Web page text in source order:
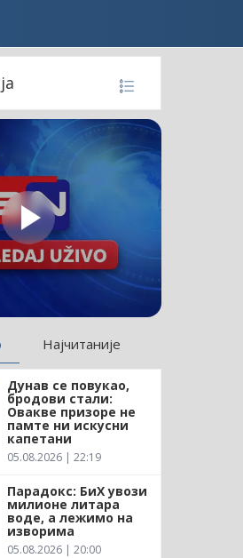
Најчитаније
Дунав се повукао,
бродови стали:
Овакве призоре не
памте ни искусни
капетани
05.08.2026 | 22:19
Парадокс: БиХ увози
милионе литара
воде, а лежимо на
изворима
05.08.2026 | 20:00